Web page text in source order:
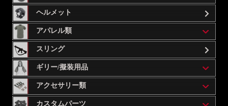
ヘルメット
アパレル類
スリング
ギリー/擬装用品
アクセサリー類
カスタムパーツ